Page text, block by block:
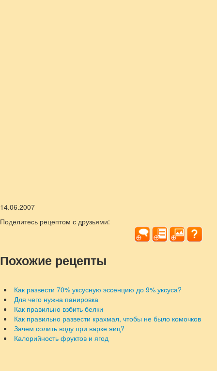
14.06.2007
Поделитесь рецептом с друзьями:
Похожие рецепты
Как развести 70% уксусную эссенцию до 9% уксуса?
Для чего нужна панировка
Как правильно взбить белки
Как правильно развести крахмал, чтобы не было комочков
Зачем солить воду при варке яиц?
Калорийность фруктов и ягод